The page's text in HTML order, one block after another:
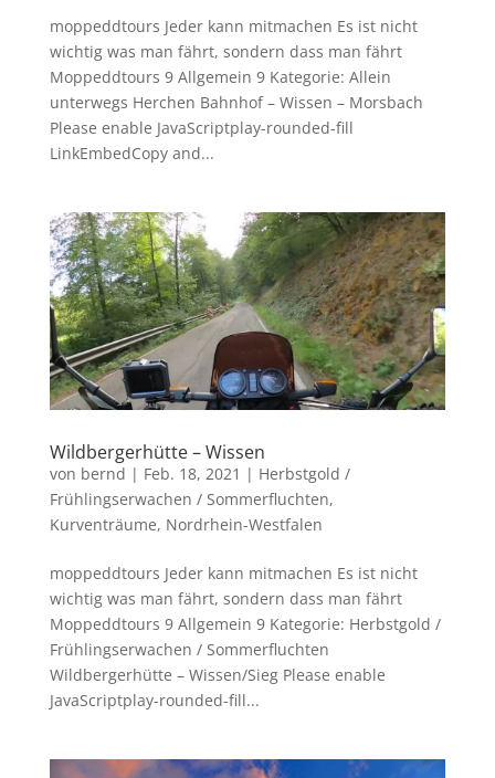
moppeddtours Jeder kann mitmachen Es ist nicht
wichtig was man fährt, sondern dass man fährt
Moppeddtours 9 Allgemein 9 Kategorie: Allein
unterwegs Herchen Bahnhof – Wissen – Morsbach
Please enable JavaScriptplay-rounded-fill
LinkEmbedCopy and...
Wildbergerhütte – Wissen
von bernd | Feb. 18, 2021 | Herbstgold /
Frühlingserwachen / Sommerfluchten,
Kurventräume, Nordrhein-Westfalen
moppeddtours Jeder kann mitmachen Es ist nicht
wichtig was man fährt, sondern dass man fährt
Moppeddtours 9 Allgemein 9 Kategorie: Herbstgold /
Frühlingserwachen / Sommerfluchten
Wildbergerhütte – Wissen/Sieg Please enable
JavaScriptplay-rounded-fill...